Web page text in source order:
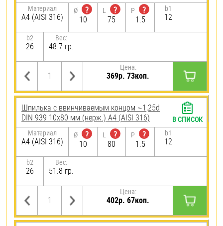
Материал
A4 (AISI 316)
Ø
?
10
L
?
75
P
?
1.5
b1
12
b2
26
Вес:
48.7 гр.
Цена:
369р. 73коп.
Шпилька c ввинчиваемым концом ~1,25d
DIN 939 10х80 мм (нерж.) A4 (AISI 316)
Материал
A4 (AISI 316)
Ø
?
10
L
?
80
P
?
1.5
b1
12
b2
26
Вес:
51.8 гр.
Цена:
402р. 67коп.
В СПИСОК